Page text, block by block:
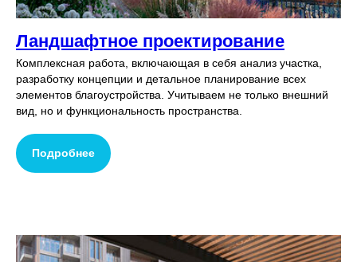
Ландшафтное проектирование
Комплексная работа, включающая в себя анализ участка,
разработку концепции и детальное планирование всех
элементов благоустройства. Учитываем не только внешний
вид, но и функциональность пространства.
Подробнее